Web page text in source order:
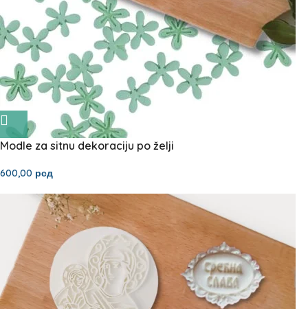
Modle za sitnu dekoraciju po želji
600,00 рсд